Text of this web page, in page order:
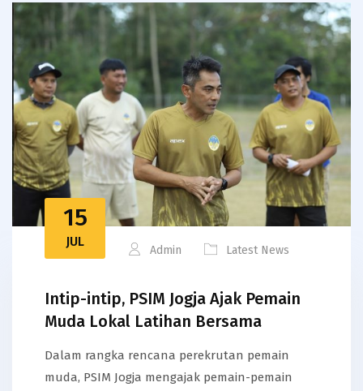
15
JUL
Admin Latest News
Intip-intip, PSIM Jogja Ajak Pemain
Muda Lokal Latihan Bersama
Dalam rangka rencana perekrutan pemain
muda, PSIM Jogja mengajak pemain-pemain